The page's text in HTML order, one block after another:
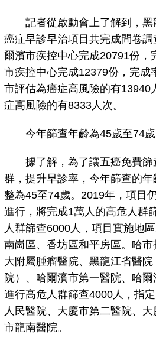
記者從啟動會上了解到，黑
癌症早診早治項目共完成問卷
爾濱市疾控中心完成20791份，
市疾控中心完成12379份，完成
市評估為癌症高風險的有13940
症高風險的有8333人次。
今年篩查年齡為45歲至74歲
據了解，為了讓五癌免費篩
群，提升早診率，今年篩查的
整為45至74歲。2019年，項目
進行，將完成1萬人的高危人群
人群篩查6000人，項目實施地
南崗區、香坊區和平房區。哈
大附屬腫瘤醫院、黑龍江省醫
院）、哈爾濱市第一醫院、哈
進行高危人群篩查4000人，指
人民醫院、大慶市第二醫院、
市龍南醫院。